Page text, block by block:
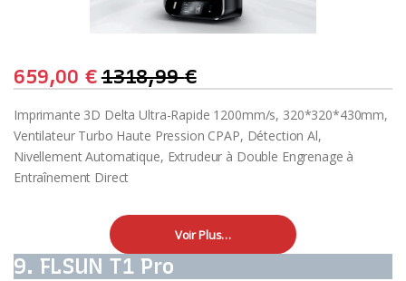
659,00€1318,99€
Imprimante 3D Delta Ultra-Rapide 1200mm/s, 320*320*430mm,
Ventilateur Turbo Haute Pression CPAP, Détection Al,
Nivellement Automatique, Extrudeur à Double Engrenage à
Entraînement Direct
Voir Plus…
9. FLSUN T1 Pro